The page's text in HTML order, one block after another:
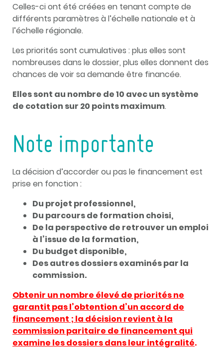
Celles-ci ont été créées en tenant compte de
différents paramètres à l’échelle nationale et à
l’échelle régionale.
Les priorités sont cumulatives : plus elles sont
nombreuses dans le dossier, plus elles donnent des
chances de voir sa demande être financée.
Elles sont au nombre de 10 avec un système
de cotation sur 20 points maximum.
Note importante
La décision d’accorder ou pas le financement est
prise en fonction :
Du projet professionnel,
Du parcours de formation choisi,
De la perspective de retrouver un emploi
à l’issue de la formation,
Du budget disponible,
Des autres dossiers examinés par la
commission.
Obtenir un nombre élevé de priorités ne
garantit pas l’obtention d’un accord de
financement ; la décision revient à la
commission paritaire de financement qui
examine les dossiers dans leur intégralité.